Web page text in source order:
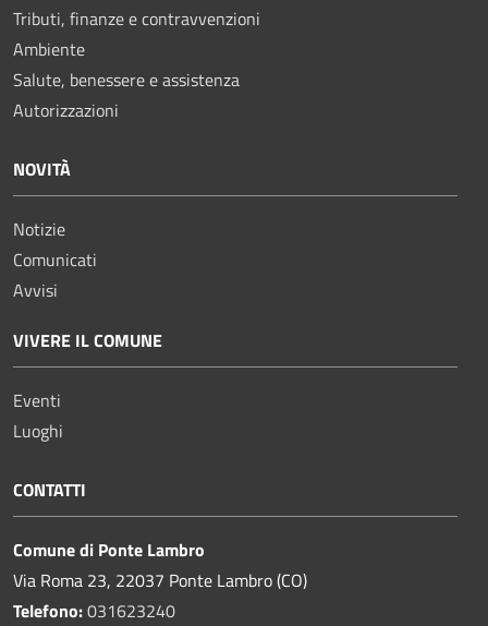
Tributi, finanze e contravvenzioni
Ambiente
Salute, benessere e assistenza
Autorizzazioni
NOVITÀ
Notizie
Comunicati
Avvisi
VIVERE IL COMUNE
Eventi
Luoghi
CONTATTI
Comune di Ponte Lambro
Via Roma 23, 22037 Ponte Lambro (CO)
Telefono:031623240